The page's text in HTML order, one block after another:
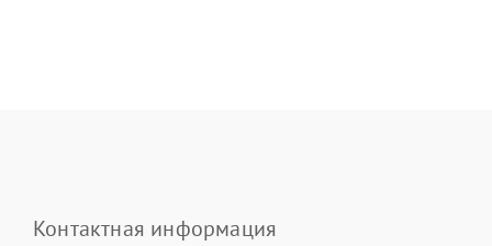
Контактная информация